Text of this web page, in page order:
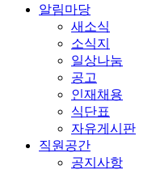
알림마당
새소식
소식지
일상나눔
공고
인재채용
식단표
자유게시판
직원공간
공지사항